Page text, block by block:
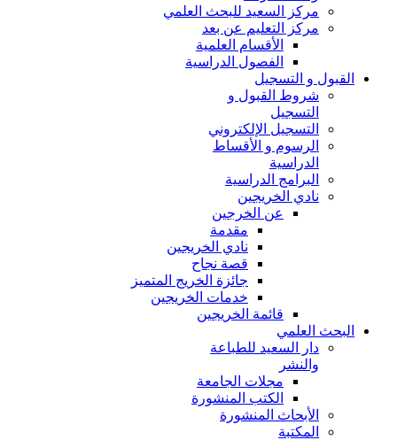
مركز السعيد للبحث العلمي
مركز التعليم عن بعد
الأقسام العلمية
الفصول الدراسية
القبول و التسجيل
شروط القبول و
التسجيل
التسجيل الإلكتروني
الرسوم و الأقساط
الدراسية
البرامج الدراسية
نادي الخريجين
عن الخرجين
مقدمة
نادي الخريجين
قصة نجاح
جائزة الخريج المتميز
خدمات الخريجين
قائمة الخريجين
البحث العلمي
دار السعيد للطباعة
والنشر
مجلات الجامعة
الكتب المنشورة
الأبحاث المنشورة
المكتبة